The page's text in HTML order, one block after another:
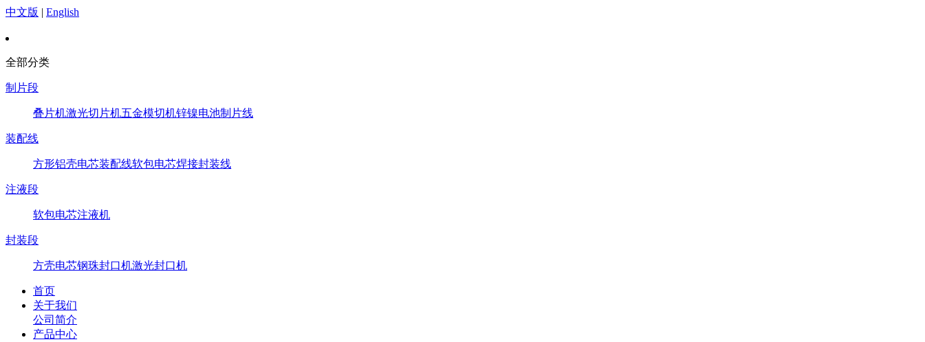
中文版 | English
全部分类
制片段
叠片机激光切片机五金模切机锌镍电池制片线
装配线
方形铝壳电芯装配线软包电芯焊接封装线
注液段
软包电芯注液机
封装段
方壳电芯钢珠封口机激光封口机
首页
关于我们
公司简介
产品中心